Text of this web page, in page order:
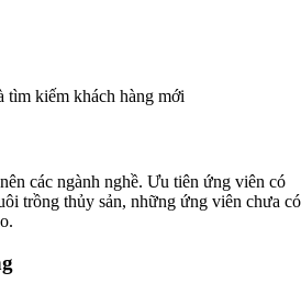
tìm kiếm khách hàng mới
các ngành nghề. Ưu tiên ứng viên có
trồng thủy sản, những ứng viên chưa có